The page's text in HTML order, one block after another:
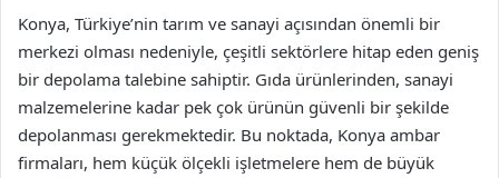
Konya, Türkiye’nin tarım ve sanayi açısından önemli bir
merkezi olması nedeniyle, çeşitli sektörlere hitap eden geniş
bir depolama talebine sahiptir. Gıda ürünlerinden, sanayi
malzemelerine kadar pek çok ürünün güvenli bir şekilde
depolanması gerekmektedir. Bu noktada, Konya ambar
firmaları, hem küçük ölçekli işletmelere hem de büyük